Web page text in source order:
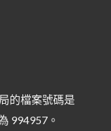
的檔案號碼是
994957。